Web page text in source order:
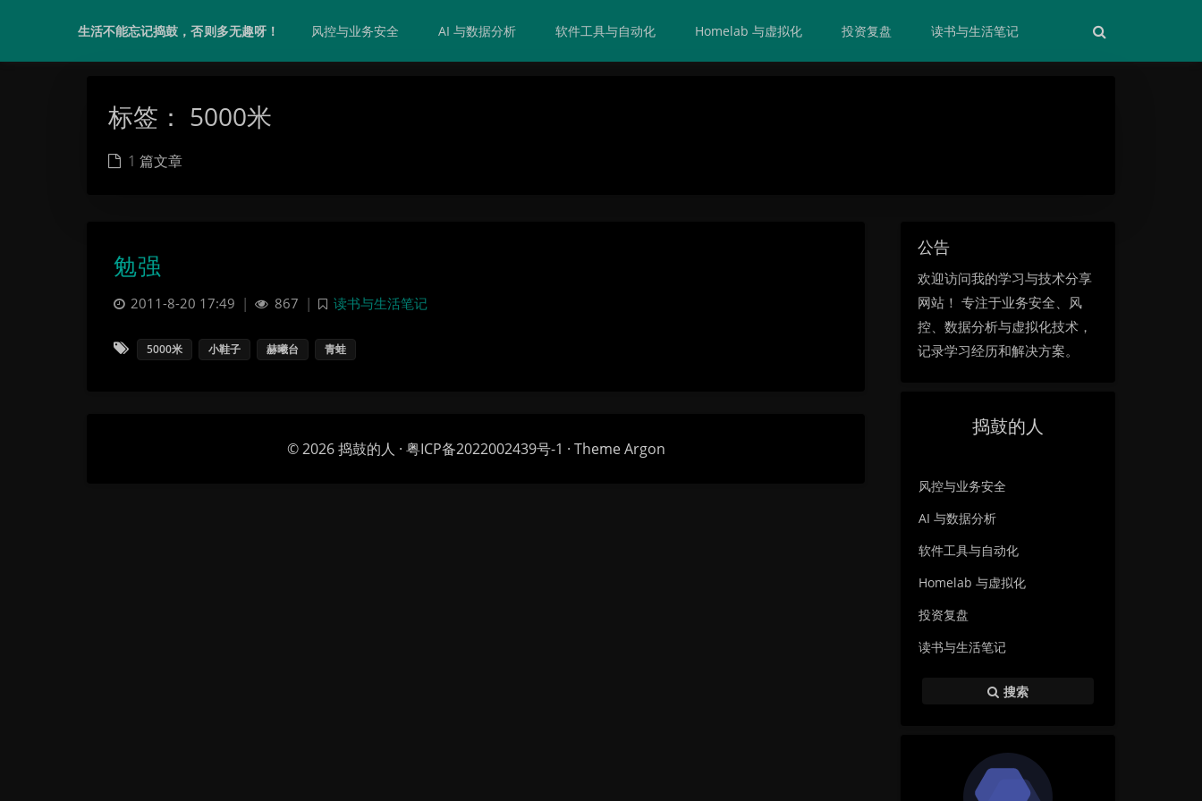
生活不能忘记捣鼓，否则多无趣呀！ 风控与业务安全 AI 与数据分析 软件工具与自动化 Homelab 与虚拟化 投资复盘 读书与生活笔记
Sans Serif
标签： 5000米
1 篇文章
公告
欢迎访问我的学习与技术分享
网站！ 专注于业务安全、风
控、数据分析与虚拟化技术，
记录学习经历和解决方案。
捣鼓的人
风控与业务安全
AI 与数据分析
软件工具与自动化
Homelab 与虚拟化
投资复盘
读书与生活笔记
搜索
勉强
2011-8-20 17:49 | 867 | 读书与生活笔记
5000米 小鞋子 赫曦台 青蛙
© 2026捣鼓的人 · 粤ICP备2022002439号-1 · ThemeArgon